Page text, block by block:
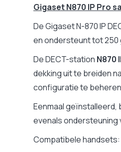
Compatibiliteit met
Gigaset N870 IP Pro
De Gigaset N-870 IP
en ondersteunt tot 250
De DECT-station N870
dekking uit te breiden
configuratie te
Eenmaal geïnstalleerd,
evenals ondersteuning
Compatibele handsets: